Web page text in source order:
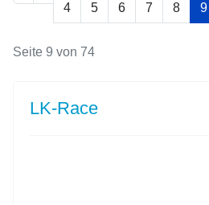
4 5 6 7 8 9
Seite 9 von 74
LK-Race